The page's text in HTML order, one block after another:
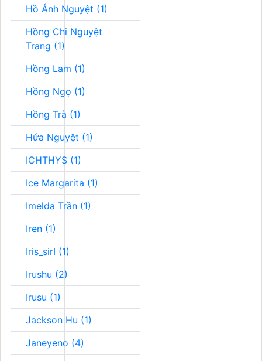
Hồ Ánh Nguyệt (1)
Hồng Chi Nguyệt
Trang (1)
Hồng Lam (1)
Hồng Ngọ (1)
Hồng Trà (1)
Hứa Nguyệt (1)
ICHTHYS (1)
Ice Margarita (1)
Imelda Trần (1)
Iren (1)
Iris_sirI (1)
Irushu (2)
Irusu (1)
Jackson Hu (1)
Janeyeno (4)